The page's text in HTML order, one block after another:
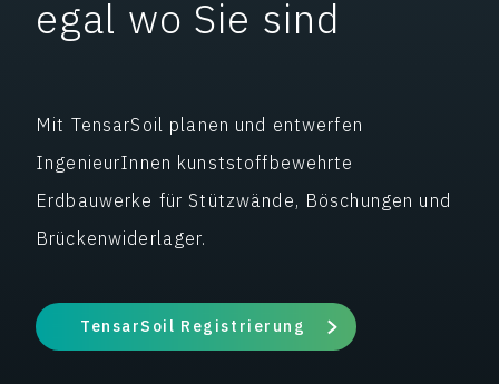
egal wo Sie sind
Mit TensarSoil planen und entwerfen
IngenieurInnen kunststoffbewehrte
Erdbauwerke für Stützwände, Böschungen und
Brückenwiderlager.
TensarSoil Registrierung